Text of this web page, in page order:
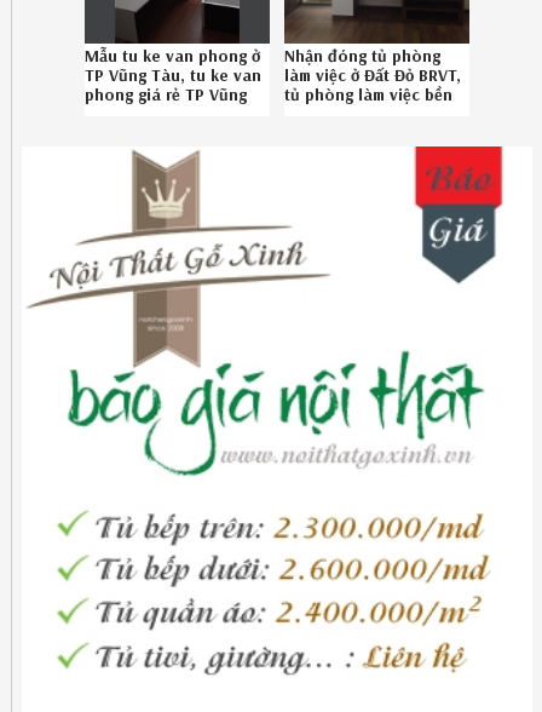
Mẫu tu ke van phong ở
TP Vũng Tàu, tu ke van
phong giá rẻ TP Vũng
Nhận đóng tủ phòng
làm việc ở Đất Đỏ BRVT,
tủ phòng làm việc bền